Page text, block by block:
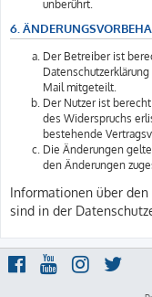
unberührt.
6.
Der Betreiber ist
Mail mitgeteilt.
Der Nutzer ist
des Widerspruchs
bestehende
Die Änderungen
den Änderungen
Informationen über
sind in der